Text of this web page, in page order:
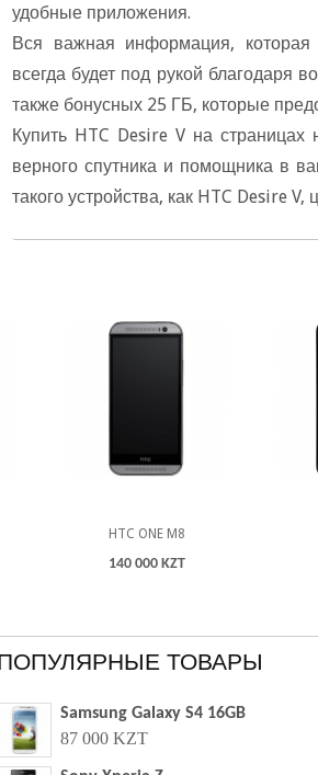
удобные приложения.
ся важная информация,
сегда будет под рукой благодаря
также бонусных 25 ГБ, которые
Купить HTC Desire V на страницах
ерного спутника и помощника в
такого устройства, как HTC Desire
HTC ONE M8
140 000 KZT
ТОВАРЫ
Samsung Galaxy S4 16GB
87 000 KZT